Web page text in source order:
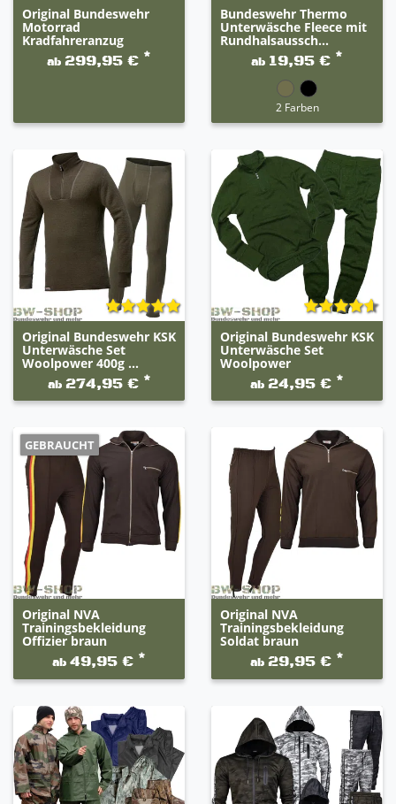
Original Bundeswehr
Motorrad
Kradfahreranzug
ab 299,95 € *
Bundeswehr Thermo
Unterwäsche Fleece mit
Rundhalsaussch...
ab 19,95 € *
2 Farben
Original Bundeswehr KSK
Unterwäsche Set
Woolpower 400g ...
ab 274,95 € *
Original Bundeswehr KSK
Unterwäsche Set
Woolpower
ab 24,95 € *
GEBRAUCHT
Original NVA
Trainingsbekleidung
Offizier braun
ab 49,95 € *
Original NVA
Trainingsbekleidung
Soldat braun
ab 29,95 € *